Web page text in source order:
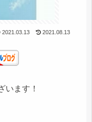
2021.03.13 2021.08.13
います！